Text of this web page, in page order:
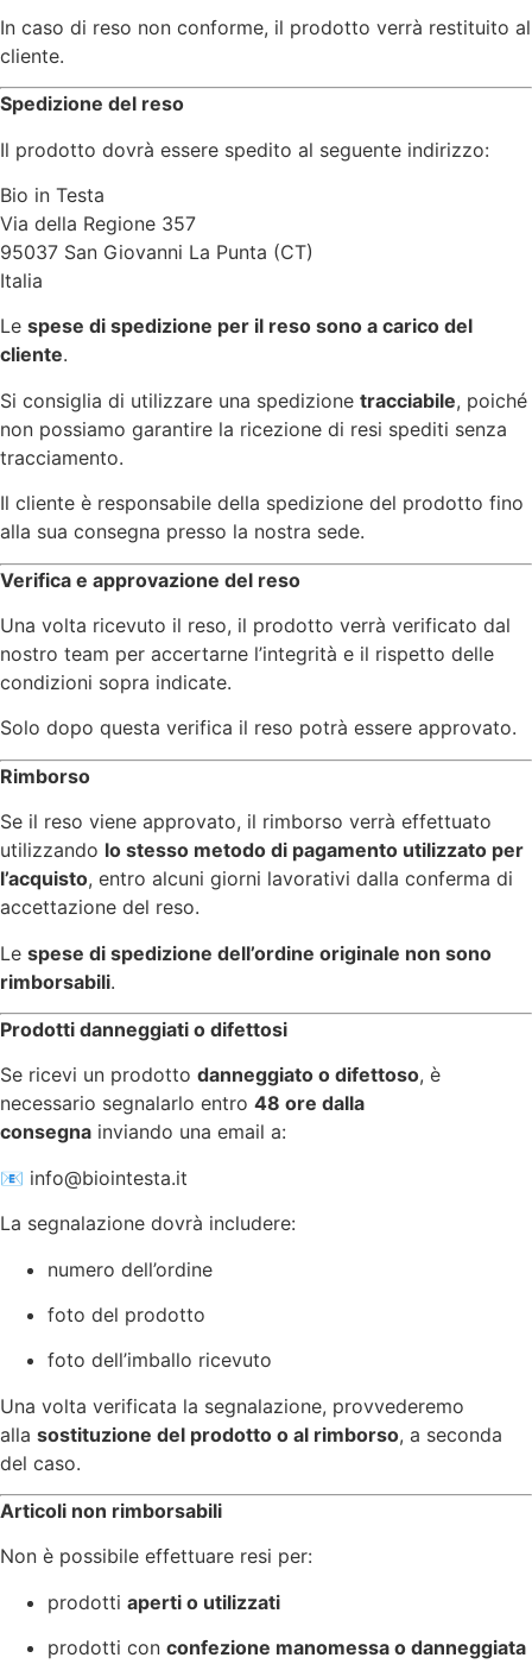
In caso di reso non conforme, il prodotto verrà restituito al
cliente.
Spedizione del reso
Il prodotto dovrà essere spedito al seguente indirizzo:
Bio in Testa
Via della Regione 357
95037 San Giovanni La Punta (CT)
Italia
Le spese di spedizione per il reso sono a carico del
cliente.
Si consiglia di utilizzare una spedizione tracciabile, poiché
non possiamo garantire la ricezione di resi spediti senza
tracciamento.
Il cliente è responsabile della spedizione del prodotto fino
alla sua consegna presso la nostra sede.
Verifica e approvazione del reso
Una volta ricevuto il reso, il prodotto verrà verificato dal
nostro team per accertarne l’integrità e il rispetto delle
condizioni sopra indicate.
Solo dopo questa verifica il reso potrà essere approvato.
Rimborso
Se il reso viene approvato, il rimborso verrà effettuato
utilizzando lo stesso metodo di pagamento utilizzato per
l’acquisto, entro alcuni giorni lavorativi dalla conferma di
accettazione del reso.
Le spese di spedizione dell’ordine originale non sono
rimborsabili.
Prodotti danneggiati o difettosi
Se ricevi un prodotto danneggiato o difettoso, è
necessario segnalarlo entro 48 ore dalla
consegna inviando una email a:
📧 info@biointesta.it
La segnalazione dovrà includere:
numero dell’ordine
foto del prodotto
foto dell’imballo ricevuto
Una volta verificata la segnalazione, provvederemo
alla sostituzione del prodotto o al rimborso, a seconda
del caso.
Articoli non rimborsabili
Non è possibile effettuare resi per:
prodotti aperti o utilizzati
prodotti con confezione manomessa o danneggiata